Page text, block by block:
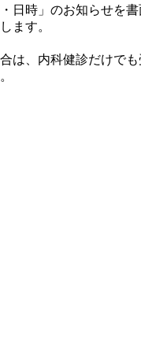
時」のお知らせを書
ます。
、内科健診だけでも